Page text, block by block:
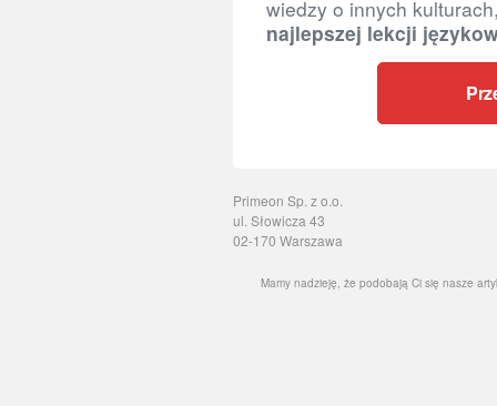
wiedzy o innych
najlepszej lekcji
Primeon Sp. z o.o.
ul. Słowicza 43
02-170 Warszawa
Mamy nadzieję, że podobają Ci się nasze